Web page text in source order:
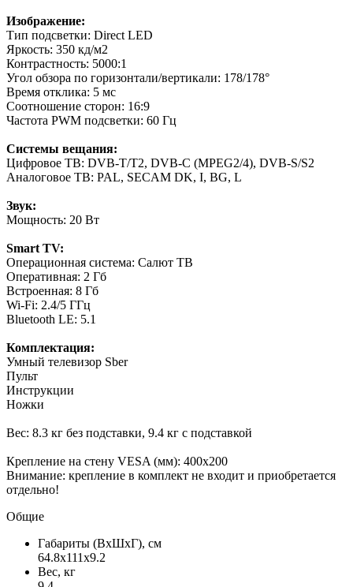
Изображение:
Тип подсветки: Direct LED
Яркость: 350 кд/м2
Контрастность: 5000:1
Угол обзора по горизонтали/вертикали: 178/178°
Время отклика: 5 мс
Соотношение сторон: 16:9
Частота PWM подсветки: 60 Гц
Системы вещания:
Цифровое ТВ: DVB-T/T2, DVB-C (MPEG2/4), DVB-S/S2
Аналоговое ТВ: PAL, SECAM DK, I, BG, L
Звук:
Мощность: 20 Вт
Smart TV:
Операционная система: Салют ТВ
Оперативная: 2 Гб
Встроенная: 8 Гб
Wi-Fi: 2.4/5 ГГц
Bluetooth LE: 5.1
Комплектация:
Умный телевизор Sber
Пульт
Инструкции
Ножки
Вес: 8.3 кг без подставки, 9.4 кг с подставкой
Крепление на стену VESA (мм): 400x200
Внимание: крепление в комплект не входит и приобретается
отдельно!
Общие
Габариты (ВxШxГ), см
64.8x111x9.2
Вес, кг